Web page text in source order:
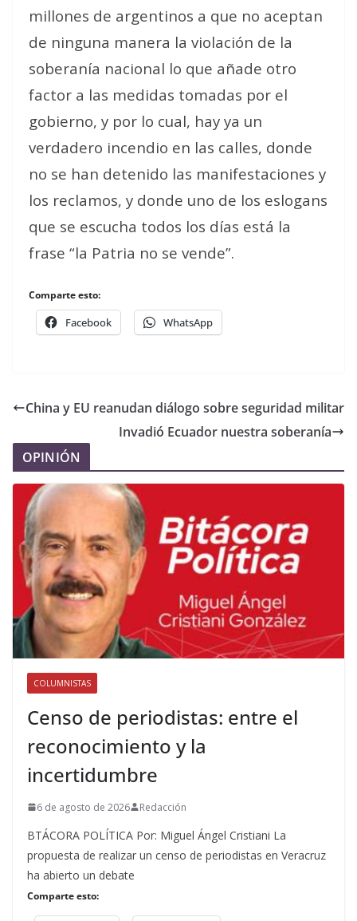
millones de argentinos a que no aceptan
de ninguna manera la violación de la
soberanía nacional lo que añade otro
factor a las medidas tomadas por el
gobierno, y por lo cual, hay ya un
verdadero incendio en las calles, donde
no se han detenido las manifestaciones y
los reclamos, y donde uno de los eslogans
que se escucha todos los días está la
frase “la Patria no se vende”.
Comparte esto:
Facebook WhatsApp
China y EU reanudan diálogo sobre seguridad militar
Invadió Ecuador nuestra soberanía
OPINIÓN
COLUMNISTAS
Censo de periodistas: entre el
reconocimiento y la
incertidumbre
6 de agosto de 2026 Redacción
BTÁCORA POLÍTICA Por: Miguel Ángel Cristiani La
propuesta de realizar un censo de periodistas en Veracruz
ha abierto un debate
Comparte esto: